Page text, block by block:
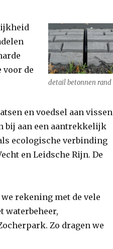
detail betonnen rand
voor de
en voedsel aan vissen
bij aan een aantrekkelijk
ecologische verbinding
en Leidsche Rijn. De
rekening met de vele
waterbeheer,
Zo dragen we